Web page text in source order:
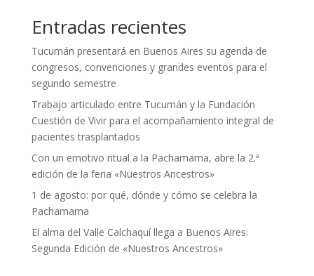
Entradas recientes
Tucumán presentará en Buenos Aires su agenda de
congresos, convenciones y grandes eventos para el
segundo semestre
Trabajo articulado entre Tucumán y la Fundación
Cuestión de Vivir para el acompañamiento integral de
pacientes trasplantados
Con un emotivo ritual a la Pachamama, abre la 2.ª
edición de la feria «Nuestros Ancestros»
1 de agosto: por qué, dónde y cómo se celebra la
Pachamama
El alma del Valle Calchaquí llega a Buenos Aires:
Segunda Edición de «Nuestros Ancestros»